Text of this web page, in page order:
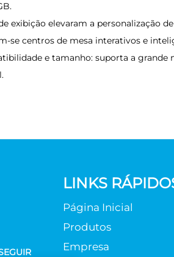
exibição elevaram a personalização
se centros de mesa interativos e
e tamanho: suporta a grande
LINKS
Página Inicial
Produtos
Empresa